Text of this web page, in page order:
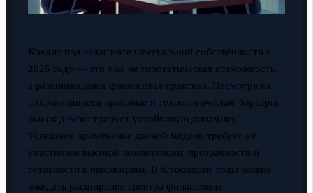
Кредит под залог интеллектуальной собственности в
2025 году — это уже не гипотетическая возможность,
а развивающаяся финансовая практика. Несмотря на
сохраняющиеся правовые и технологические барьеры,
рынок демонстрирует устойчивую динамику.
Успешное применение данной модели требует от
участников высокой компетенции, прозрачности и
готовности к инновациям. В ближайшие годы можно
ожидать расширения спектра финансовых